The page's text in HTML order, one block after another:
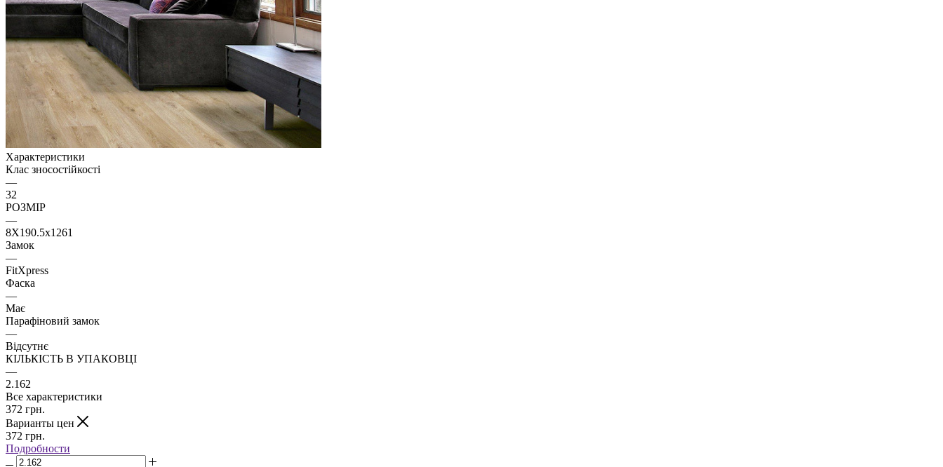
Характеристики
Клас зносостійкості
—
32
РОЗМІР
—
8X190.5x1261
Замок
—
FitXpress
Фаска
—
Має
Парафіновий замок
—
Відсутнє
КІЛЬКІСТЬ В УПАКОВЦІ
—
2.162
Все характеристики
372 грн.
Варианты цен
372 грн.
Подробности